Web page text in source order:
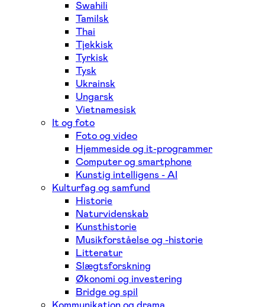
Swahili
Tamilsk
Thai
Tjekkisk
Tyrkisk
Tysk
Ukrainsk
Ungarsk
Vietnamesisk
It og foto
Foto og video
Hjemmeside og it-programmer
Computer og smartphone
Kunstig intelligens - AI
Kulturfag og samfund
Historie
Naturvidenskab
Kunsthistorie
Musikforståelse og -historie
Litteratur
Slægtsforskning
Økonomi og investering
Bridge og spil